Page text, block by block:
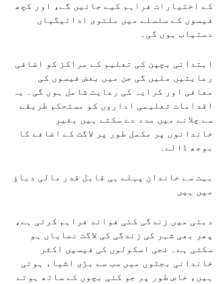
کے اختیارات فراہم کیے جائیں گے، اور کچھ
فیسوں کے سلسلے میں ملتوی ادائیگیاں
دستیاب ہوں گی۔
ابتدائی بچپن کی تعلیم کے مراکز کو اضافی
رعایتیں ملیں گی جن میں بعض فیسوں کی
معافی اور کرایہ کی رعایت شامل ہوں گی۔ یہ
اقدامات تعلیمی اداروں کو مستحکم طریقے
سے چلانے میں مدد دے سکتے ہیں بغیر
خاندانوں پر مکمل طور پر لاگت کے اضافے کا
بوجھ ڈالے۔
بہت سے خاندان پہلے ہی قابل قدر مالی دباؤ
میں ہیں
دبئی میں زندگی کئی فوائد فراہم کرتی ہے،
پھر بھی شہر کی زندگی کی لاگت نمایاں ہو
سکتی ہے۔ نجی اسکولوں کی فیسیں اکثر
خاندانی بجٹوں میں سب سے بڑی اشیاء ہوتی
ہیں، خاص طور پر جو کئی بچوں کے ساتھ ہوتے